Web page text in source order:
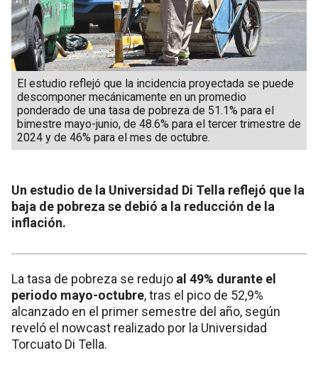
El estudio reflejó que la incidencia proyectada se puede
descomponer mecánicamente en un promedio
ponderado de una tasa de pobreza de 51.1% para el
bimestre mayo-junio, de 48.6% para el tercer trimestre de
2024 y de 46% para el mes de octubre.
Un estudio de la Universidad Di Tella reflejó que la
baja de pobreza se debió a la reducción de la
inflación.
La tasa de pobreza se redujo al 49% durante el
periodo mayo-octubre, tras el pico de 52,9%
alcanzado en el primer semestre del año, según
reveló el nowcast realizado por la Universidad
Torcuato Di Tella.